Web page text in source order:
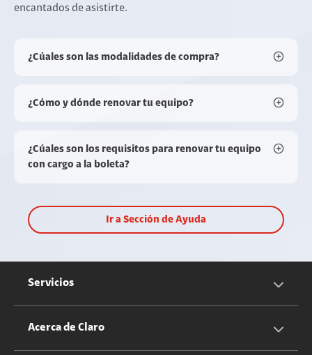
encantados de asistirte.
¿Cúales son las modalidades de compra?
¿Cómo y dónde renovar tu equipo?
¿Cúales son los requisitos para renovar tu equipo
con cargo a la boleta?
Ir a Sección de Ayuda
Servicios
Servicios Móviles
Acerca de Claro